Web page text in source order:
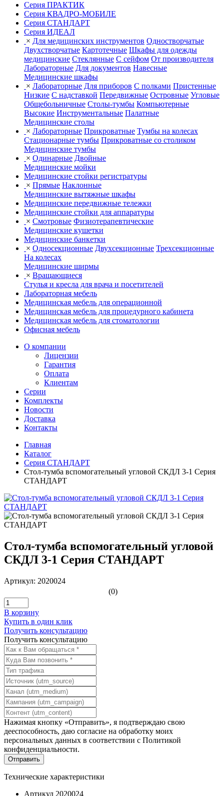
Серия ПРАКТИК
Серия КВАДРО-МОБИЛЕ
Серия СТАНДАРТ
Серия ИДЕАЛ
× Для медицинских инструментов Одностворчатые
Двухстворчатые Картотечные Шкафы для одежды
медицинские Стеклянные С сейфом От производителя
Лабораторные Для документов Навесные
Медицинские шкафы
× Лабораторные Для приборов С полками Пристенные
Низкие С надставкой Передвижные Островные Угловые
Общебольничные Столы-тумбы Компьютерные
Высокие Инструментальные Палатные
Медицинские столы
× Лабораторные Прикроватные Тумбы на колесах
Стационарные тумбы Прикроватные со столиком
Медицинские тумбы
× Одинарные Двойные
Медицинские мойки
Медицинские стойки регистратуры
× Прямые Наклонные
Медицинские вытяжные шкафы
Медицинские передвижные тележки
Медицинские стойки для аппаратуры
× Смотровые Физиотерапевтические
Медицинские кушетки
Медицинские банкетки
× Односекционные Двухсекционные Трехсекционные
На колесах
Медицинские ширмы
× Вращающиеся
Стулья и кресла для врача и посетителей
Лабораторная мебель
Медицинская мебель для операционной
Медицинская мебель для процедурного кабинета
Медицинская мебель для стоматологии
Офисная мебель
О компании
Лицензии
Гарантия
Оплата
Клиентам
Серии
Комплекты
Новости
Доставка
Контакты
Главная
Каталог
Серия СТАНДАРТ
Стол-тумба вспомогательный угловой СКДЛ 3-1 Серия
СТАНДАРТ
Стол-тумба вспомогательный угловой
СКДЛ 3-1 Серия СТАНДАРТ
Артикул: 2020024
(0)
В корзину
Купить в один клик
Получить консультацию
Получить консультацию
Нажимая кнопку «Отправить», я подтверждаю свою
дееспособность, даю согласие на обработку моих
персональных данных в соответствии с Политикой
конфиденциальности.
Технические характеристики
Артикул 2020024